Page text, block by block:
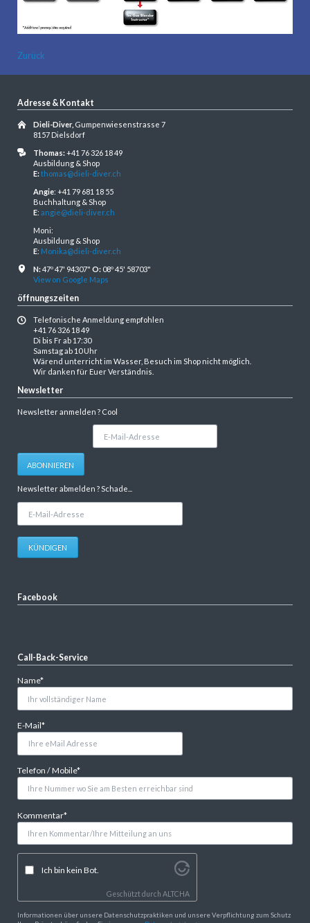
Zurück
Adresse & Kontakt
Dieli-Diver, Gumpenwiesenstrasse 7
8157 Dielsdorf
Thomas:+41 76 326 18 49
Ausbildung & Shop
E:thomas@dieli-diver.ch
Angie: +41 79 681 18 55
Buchhaltung & Shop
E: angie@dieli-diver.ch
Moni:
Ausbildung & Shop
E: Monika@dieli-diver.ch
N:47º 47' 94307" O:08º 45' 58703"
View on Google Maps
öffnungszeiten
Telefonische Anmeldung empfohlen
+41 76 326 18 49
Di bis Fr ab 17:30
Samstag ab 10 Uhr
Wärend unterricht im Wasser, Besuch im Shop nicht möglich.
Wir danken für Euer Verständnis.
Newsletter
Newsletter anmelden ? Cool
Adresse
ABONNIEREN
Newsletter abmelden ? Schade...
Adresse
KÜNDIGEN
Facebook
Call-Back-Service
Pflichtfeld
Name*
Pflichtfeld
E-Mail*
Pflichtfeld
Telefon / Mobile*
Pflichtfeld
Kommentar*
Ich bin kein Bot.
Geschützt durchALTCHA
Informationen über unsere Datenschutzpraktiken und unsere Verpflichtung zum Schutz